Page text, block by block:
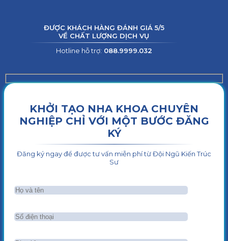
ĐƯỢC KHÁCH HÀNG ĐÁNH GIÁ 5/5
VỀ CHẤT LƯỢNG DỊCH VỤ
Hotline hỗ trợ: 088.9999.032
KHỞI TẠO NHA KHOA CHUYÊN
NGHIỆP CHỈ VỚI MỘT BƯỚC ĐĂNG
KÝ
Đăng ký ngay để được tư vấn miễn phí từ Đội Ngũ Kiến Trúc
Sư